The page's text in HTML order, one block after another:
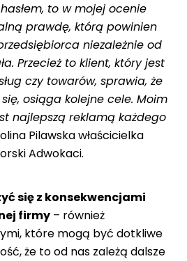
to w mojej ocenie
prawdę, którą powinien
niezależnie od
Przecież to klient, który jest
czy towarów, sprawia, że
osiąga kolejne cele. Moim
najlepszą reklamą każdego
Pilawska właścicielka
Adwokaci.
się z konsekwencjami
firmy – również
które mogą być dotkliwe
że to od nas zależą dalsze